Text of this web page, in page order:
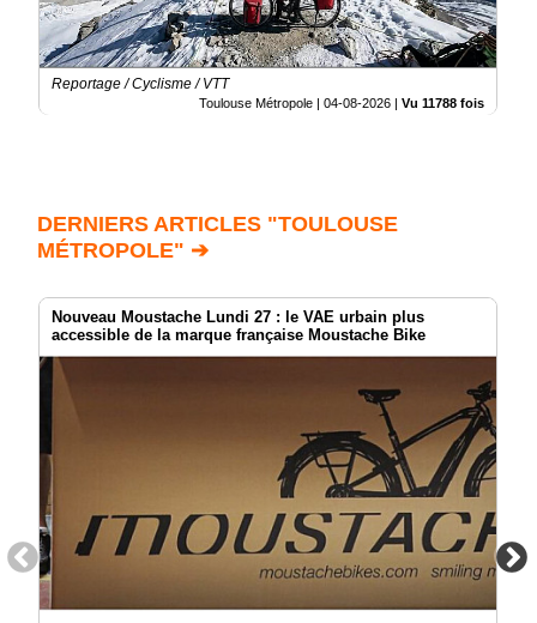
Reportage / Cyclisme / VTT
Toulouse Métropole | 04-08-2026 | Vu 11788 fois
DERNIERS ARTICLES "TOULOUSE
MÉTROPOLE" ➔
Nouveau Moustache Lundi 27 : le VAE urbain plus
accessible de la marque française Moustache Bike